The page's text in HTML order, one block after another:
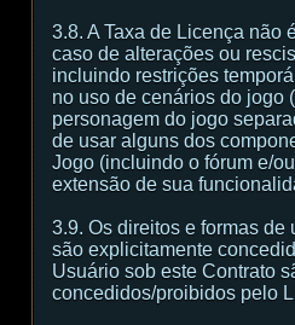
3.8. A Taxa de Licença não
caso de alterações ou
incluindo restrições
no uso de cenários do jogo
personagem do jogo
de usar alguns dos
Jogo (incluindo o fórum e/
extensão de sua
3.9. Os direitos e formas de
são explicitamente
Usuário sob este Contrato
concedidos/proibidos pelo